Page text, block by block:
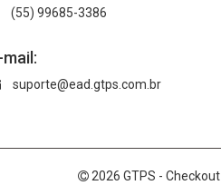
(55) 99685-3386
mail:
suporte@ead.gtps.com.br
2026 GTPS - Checkout .